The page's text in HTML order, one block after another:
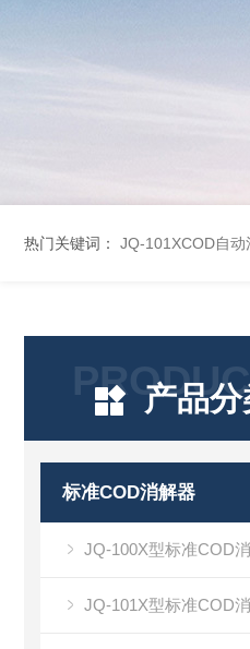
热门关键词： JQ-101XCOD自动
产品分
标准COD消解器
JQ-100X型标准COD
JQ-101X型标准COD